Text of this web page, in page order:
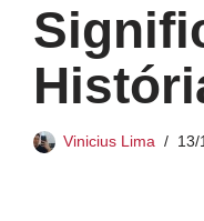
Vinicius Lima 13/